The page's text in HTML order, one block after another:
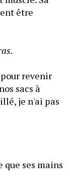
être
revenir
sacs à
je n'ai pas
ses mains